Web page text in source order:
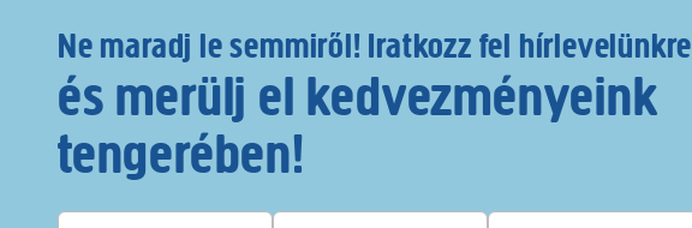
Ne maradj le semmiről! Iratkozz fel hírlevelünkre
és merülj el kedvezményeink
tengerében!